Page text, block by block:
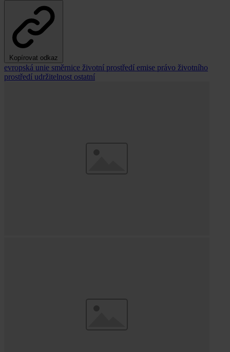
Kopírovat odkaz
evropská unie směrnice životní prostředí emise právo životního
prostředí udržitelnost ostatní